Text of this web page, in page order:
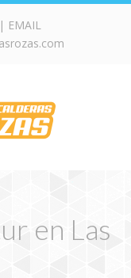
| EMAIL
en Las